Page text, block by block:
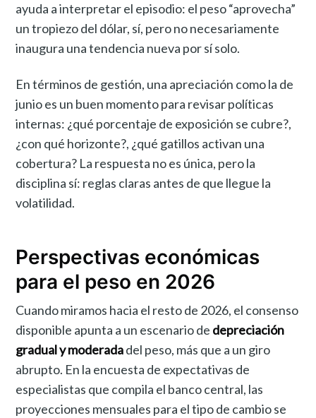
ayuda a interpretar el episodio: el peso “aprovecha”
un tropiezo del dólar, sí, pero no necesariamente
inaugura una tendencia nueva por sí solo.
En términos de gestión, una apreciación como la de
junio es un buen momento para revisar políticas
internas: ¿qué porcentaje de exposición se cubre?,
¿con qué horizonte?, ¿qué gatillos activan una
cobertura? La respuesta no es única, pero la
disciplina sí: reglas claras antes de que llegue la
volatilidad.
Perspectivas económicas
para el peso en 2026
Cuando miramos hacia el resto de 2026, el consenso
disponible apunta a un escenario de depreciación
gradual y moderadadel peso, más que a un giro
abrupto. En la encuesta de expectativas de
especialistas que compila el banco central, las
proyecciones mensuales para el tipo de cambio se